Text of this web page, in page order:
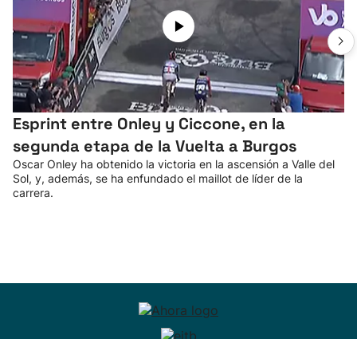
Esprint entre Onley y Ciccone, en la
segunda etapa de la Vuelta a Burgos
Oscar Onley ha obtenido la victoria en la ascensión a Valle del
Sol, y, además, se ha enfundado el maillot de líder de la
carrera.